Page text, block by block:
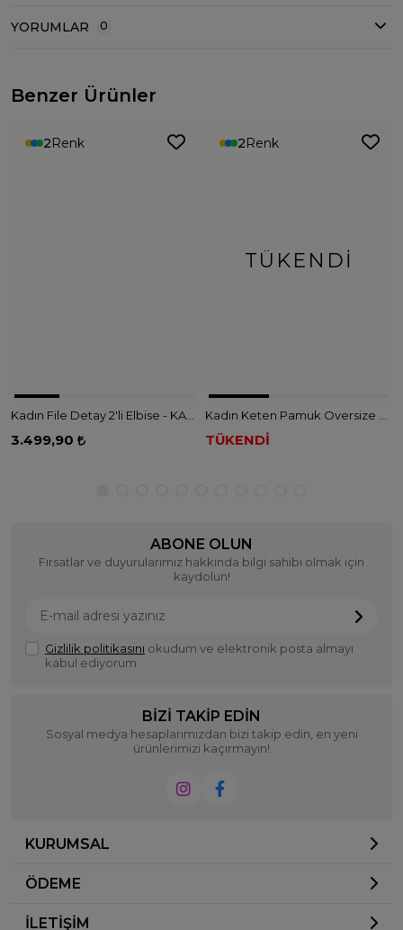
YORUMLAR 0
Benzer Ürünler
2Renk
3.499,90
TÜKENDI
2Renk
TÜKENDİ
ABONE OLUN
Fırsatlar ve duyurularımız hakkında bilgi sahibi olmak için
kaydolun!
Gizlilik politikasını okudum ve elektronik posta almayı
kabul ediyorum.
BIZI TAKIP EDIN
Sosyal medya hesaplarımızdan bizi takip edin, en yeni
ürünlerimizi kaçırmayın!
KURUMSAL
ÖDEME
İLETİŞİM